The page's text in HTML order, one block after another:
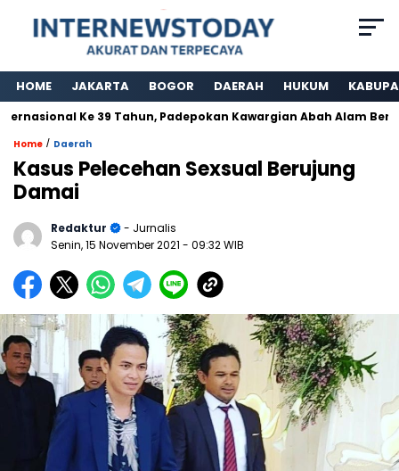
HOME JAKARTA BOGOR DAERAH HUKUM
Ke 39 Tahun, Padepokan Kawargian Abah Alam
Home / Daerah
Kasus Pelecehan Sexsual Berujung
Damai
Redaktur
- Jurnalis
Senin, 15 November 2021 - 09:32 WIB